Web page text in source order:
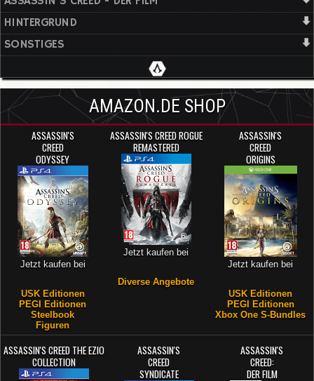
HINTERGRUND
SONSTIGES
AMAZON.DE SHOP
ASSASSIN'S
CREED
ODYSSEY
Jetzt kaufen bei
USK Editionen
PEGI Editionen
Steelbook
Figuren
ASSASSIN'S CREED ROGUE
REMASTERED
Jetzt kaufen bei
Diverse Angebote
ASSASSIN'S
CREED
ORIGINS
Jetzt kaufen bei
USK Editionen
PEGI Editionen
Xbox One S-Bundles
ASSASSIN'S CREED THE EZIO
COLLECTION
ASSASSIN'S
CREED
SYNDICATE
ASSASSIN'S
CREED:
DER FILM